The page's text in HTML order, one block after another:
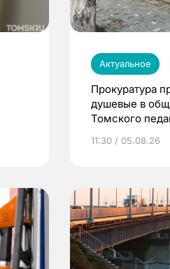
Актуальное
Прокуратура
душевые в
Томского
11:30 / 05.08.26